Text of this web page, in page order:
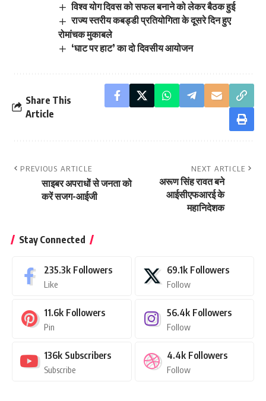
विश्व योग दिवस को सफल बनाने को लेकर बैठक हुई
राज्य स्तरीय कबड्डी प्रतियोगिता के दूसरे दिन हुए
रोमांचक मुकाबले
‘घाट पर हाट’ का दो दिवसीय आयोजन
Share This
Article
PREVIOUS ARTICLE
साइबर अपराधों से जनता को
करें सजग-आईजी
NEXT ARTICLE
अरूण सिंह रावत बने
आईसीएफआरई के
महानिदेशक
Stay Connected
235.3k Followers
Like
69.1k Followers
Follow
11.6k Followers
Pin
56.4k Followers
Follow
136k Subscribers
Subscribe
4.4k Followers
Follow